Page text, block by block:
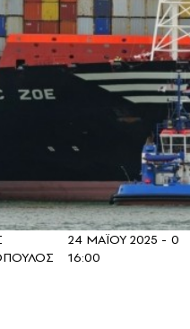
24 ΜΑΪΟΥ 2025 -
16:00
0